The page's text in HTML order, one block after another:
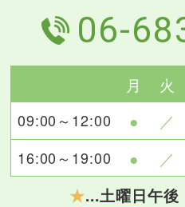
06-
月 火
09:00～12:00 ● ／
16:00～19:00 ● ／
★...土曜日午